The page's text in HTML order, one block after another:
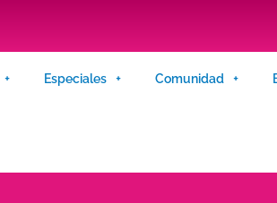
Especiales Comunidad